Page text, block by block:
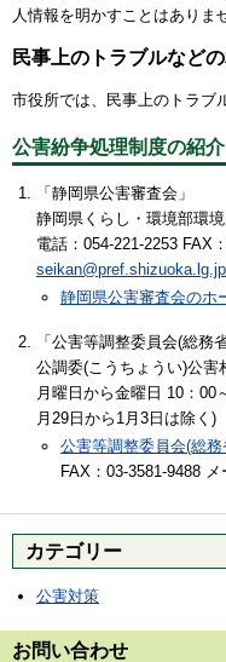
人情報を明かすことはありま
民事上のトラブルなど
市役所では、民事上のトラブ
公害紛争処理制度の紹介
「静岡県公害審査会」
静岡県くらし・環境部環
電話：054-221-2253 FAX
seikan@pref.shizuoka.lg.jp
静岡県公害審査会のホ
「公害等調整委員会(総務省
公調委(こうちょうい)公害
月曜日から金曜日 10：00
月29日から1月3日は除く)
公害等調整委員会(総務
FAX：03-3581-9488 メ
カテゴリー
公害対策
お問い合わせ